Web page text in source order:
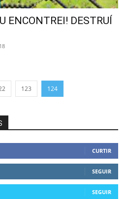
ENCONTREI! DESTRUÍ
123 124
CURTIR
SEGUIR
SEGUIR